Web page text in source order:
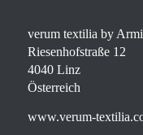
verum textilia by
Riesenhofstraße 12
4040 Linz
Österreich
www.verum-